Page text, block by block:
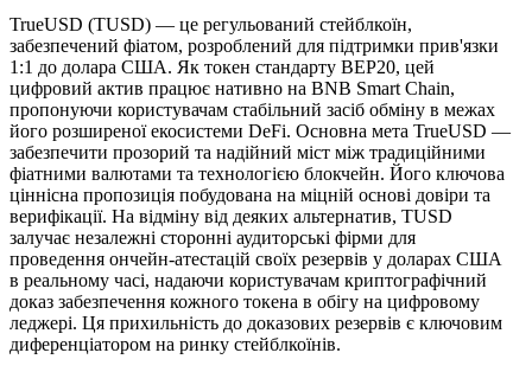
TrueUSD (TUSD) — це регульований стейблкоїн,
забезпечений фіатом, розроблений для підтримки прив'язки
1:1 до долара США. Як токен стандарту BEP20, цей
цифровий актив працює нативно на BNB Smart Chain,
пропонуючи користувачам стабільний засіб обміну в межах
його розширеної екосистеми DeFi. Основна мета TrueUSD —
забезпечити прозорий та надійний міст між традиційними
фіатними валютами та технологією блокчейн. Його ключова
ціннісна пропозиція побудована на міцній основі довіри та
верифікації. На відміну від деяких альтернатив, TUSD
залучає незалежні сторонні аудиторські фірми для
проведення ончейн-атестацій своїх резервів у доларах США
в реальному часі, надаючи користувачам криптографічний
доказ забезпечення кожного токена в обігу на цифровому
леджері. Ця прихильність до доказових резервів є ключовим
диференціатором на ринку стейблкоїнів.